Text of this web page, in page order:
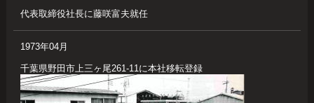
代表取締役社長に藤咲富夫就任
1973年04月
千葉県野田市上三ヶ尾261-11に本社移転登録